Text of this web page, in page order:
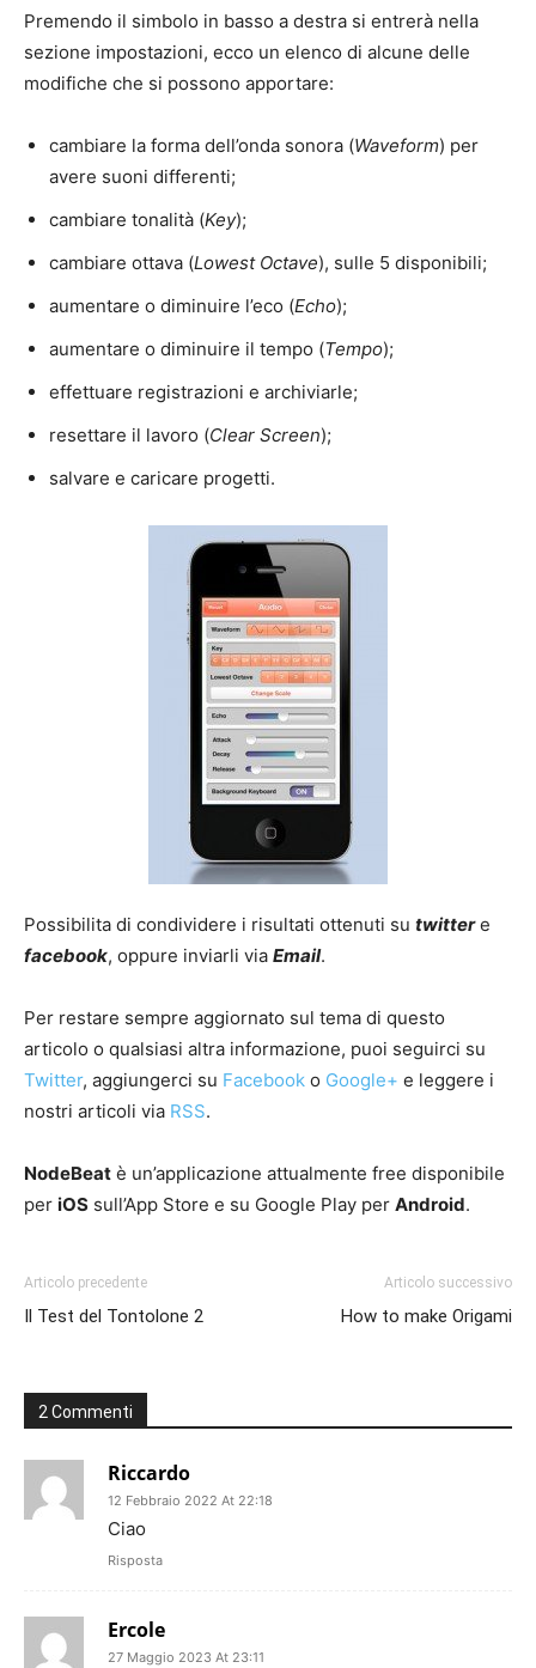
Premendo il simbolo in basso a destra si entrerà nella
sezione impostazioni, ecco un elenco di alcune delle
modifiche che si possono apportare:
cambiare la forma dell’onda sonora (Waveform) per
avere suoni differenti;
cambiare tonalità (Key);
cambiare ottava (Lowest Octave), sulle 5 disponibili;
aumentare o diminuire l’eco (Echo);
aumentare o diminuire il tempo (Tempo);
effettuare registrazioni e archiviarle;
resettare il lavoro (Clear Screen);
salvare e caricare progetti.
Possibilita di condividere i risultati ottenuti su twittere
facebook, oppure inviarli via Email.
Per restare sempre aggiornato sul tema di questo
articolo o qualsiasi altra informazione, puoi seguirci su
Twitter, aggiungerci su Facebook o Google+ e leggere i
nostri articoli via RSS.
NodeBeat è un’applicazione attualmente free disponibile
per iOS sull’App Store e su Google Play per Android.
Articolo precedente
Il Test del Tontolone 2
Articolo successivo
How to make Origami
2 Commenti
Riccardo
12 Febbraio 2022 At 22:18
Ciao
Risposta
Ercole
27 Maggio 2023 At 23:11